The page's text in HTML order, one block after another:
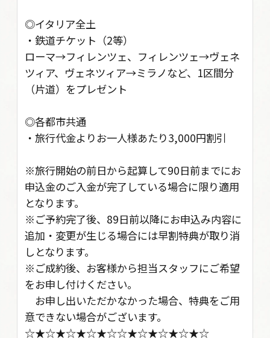
◎イタリア全土
・鉄道チケット（2等）
ローマ→フィレンツェ、フィレンツェ→ヴェネ
ツィア、ヴェネツィア→ミラノなど、1区間分
（片道）をプレゼント
◎各都市共通
・旅行代金よりお一人様あたり3,000円割引
※旅行開始の前日から起算して90日前までにお
申込金のご入金が完了している場合に限り適用
となります。
※ご予約完了後、89日前以降にお申込み内容に
追加・変更が生じる場合には早割特典が取り消
しとなります。
※ご成約後、お客様から担当スタッフにご希望
をお申し付けください。
お申し出いただかなかった場合、特典をご用
意できない場合がございます。
☆★☆★☆★☆★☆☆★☆★☆★☆★☆